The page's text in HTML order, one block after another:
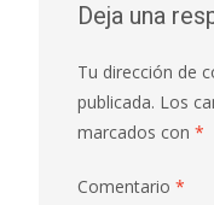
Deja una
Tu dirección de
publicada. Los
marcados con *
Comentario *